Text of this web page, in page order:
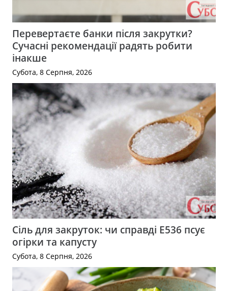
Перевертаєте банки після закрутки?
Сучасні рекомендації радять робити
інакше
Субота, 8 Серпня, 2026
Сіль для закруток: чи справді Е536 псує
огірки та капусту
Субота, 8 Серпня, 2026